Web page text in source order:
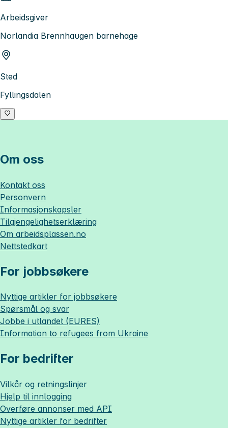
Arbeidsgiver
Norlandia Brennhaugen barnehage
Sted
Fyllingsdalen
Om oss
Kontakt oss
Personvern
Informasjonskapsler
Tilgjengelighetserklæring
Om arbeidsplassen.no
Nettstedkart
For jobbsøkere
Nyttige artikler for jobbsøkere
Spørsmål og svar
Jobbe i utlandet (EURES)
Information to refugees from Ukraine
For bedrifter
Vilkår og retningslinjer
Hjelp til innlogging
Overføre annonser med API
Nyttige artikler for bedrifter